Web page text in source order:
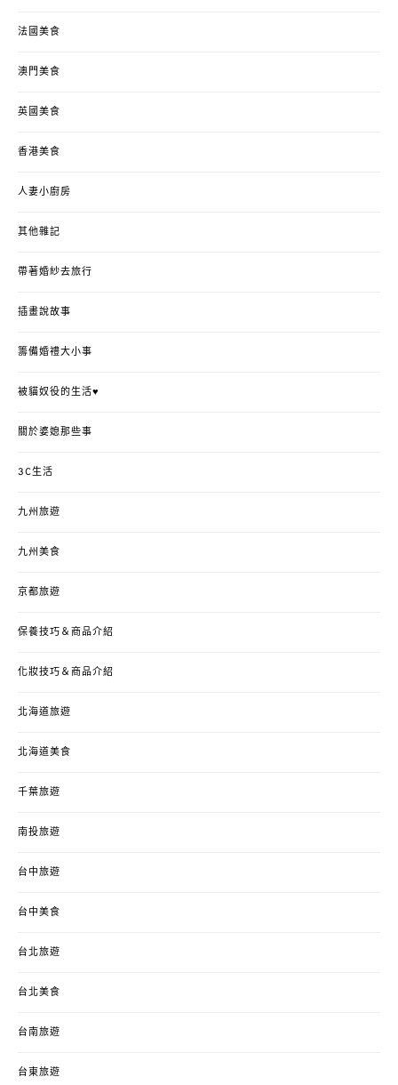
法國美食
澳門美食
英國美食
香港美食
人妻小廚房
其他雜記
帶著婚紗去旅行
插畫說故事
籌備婚禮大小事
被貓奴役的生活♥
關於婆媳那些事
3C生活
九州旅遊
九州美食
京都旅遊
保養技巧＆商品介紹
化妝技巧＆商品介紹
北海道旅遊
北海道美食
千葉旅遊
南投旅遊
台中旅遊
台中美食
台北旅遊
台北美食
台南旅遊
台東旅遊